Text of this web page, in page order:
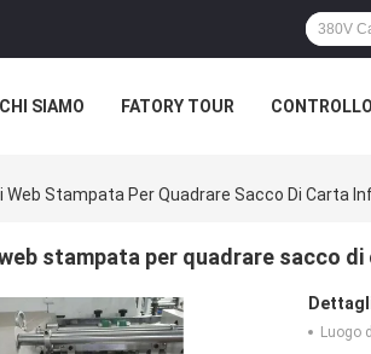
CHI SIAMO FATORY TOUR
Web Stampata Per Quadrare Sacco Di Carta
stampata per quadrare sacco
Luogo